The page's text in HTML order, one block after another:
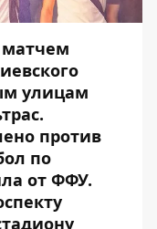
улицам
против
по
от ФФУ.